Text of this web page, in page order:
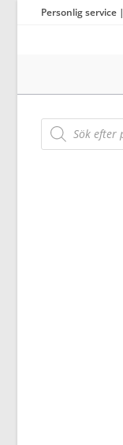
Personlig service
Products
search